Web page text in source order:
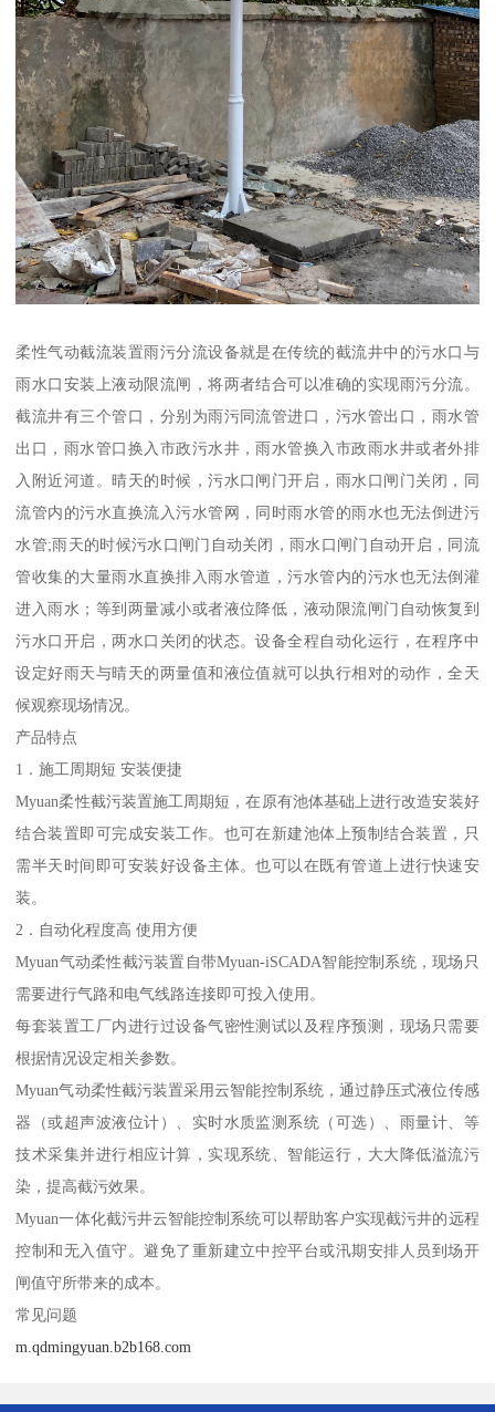
柔性气动截流装置雨污分流设备就是在传统的截流井中的污水口与
雨水口安装上液动限流闸，将两者结合可以准确的实现雨污分流。
截流井有三个管口，分别为雨污同流管进口，污水管出口，雨水管
出口，雨水管口换入市政污水井，雨水管换入市政雨水井或者外排
入附近河道。晴天的时候，污水口闸门开启，雨水口闸门关闭，同
流管内的污水直换流入污水管网，同时雨水管的雨水也无法倒进污
水管;雨天的时候污水口闸门自动关闭，雨水口闸门自动开启，同流
管收集的大量雨水直换排入雨水管道，污水管内的污水也无法倒灌
进入雨水；等到两量减小或者液位降低，液动限流闸门自动恢复到
污水口开启，两水口关闭的状态。设备全程自动化运行，在程序中
设定好雨天与晴天的两量值和液位值就可以执行相对的动作，全天
候观察现场情况。
产品特点
1．施工周期短 安装便捷
Myuan柔性截污装置施工周期短，在原有池体基础上进行改造安装好
结合装置即可完成安装工作。也可在新建池体上预制结合装置，只
需半天时间即可安装好设备主体。也可以在既有管道上进行快速安
装。
2．自动化程度高 使用方便
Myuan气动柔性截污装置自带Myuan-iSCADA智能控制系统，现场只
需要进行气路和电气线路连接即可投入使用。
每套装置工厂内进行过设备气密性测试以及程序预测，现场只需要
根据情况设定相关参数。
Myuan气动柔性截污装置采用云智能控制系统，通过静压式液位传感
器（或超声波液位计）、实时水质监测系统（可选）、雨量计、等
技术采集并进行相应计算，实现系统、智能运行，大大降低溢流污
染，提高截污效果。
Myuan一体化截污井云智能控制系统可以帮助客户实现截污井的远程
控制和无入值守。避免了重新建立中控平台或汛期安排人员到场开
闸值守所带来的成本。
常见问题
m.qdmingyuan.b2b168.com